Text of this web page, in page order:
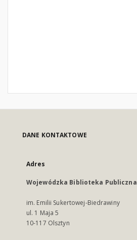
DANE KONTAKTOWE
Adres
Wojewódzka Biblioteka Publiczna
im. Emilii Sukertowej-Biedrawiny
ul. 1 Maja 5
10-117 Olsztyn